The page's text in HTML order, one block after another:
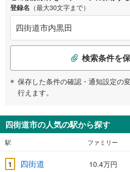
登録名 （最大30文字まで）
検索条件を
保存した条件の確認・通知設定の
行えます。
四街道市の人気の駅から探す
駅 ファミリー
1 四街道 10.4万円